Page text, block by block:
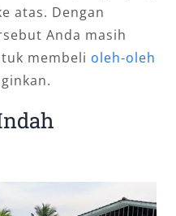
atas. Dengan
Anda masih
membeli oleh-oleh